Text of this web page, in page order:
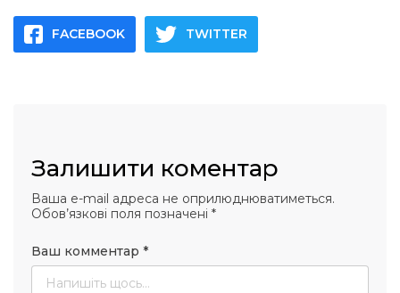
FACEBOOK TWITTER
Залишити коментар
Ваша e-mail адреса не оприлюднюватиметься.
Обов’язкові поля позначені *
Ваш комментар *